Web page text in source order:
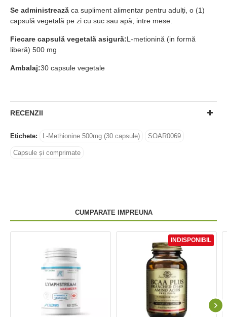
Se administrează ca supliment alimentar pentru adulți, o (1)
capsulă vegetală pe zi cu suc sau apă, intre mese.
Fiecare capsulă vegetală asigură:L-metionină (in formă
liberă) 500 mg
Ambalaj:30 capsule vegetale
RECENZII
Etichete: L-Methionine 500mg (30 capsule) SOAR0069
Capsule și comprimate
CUMPARATE IMPREUNA
INDISPONIBIL